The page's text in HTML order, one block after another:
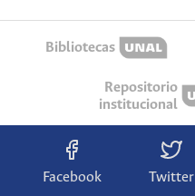
Bibliotecas
Repositorio
institucional
Facebook Twitter